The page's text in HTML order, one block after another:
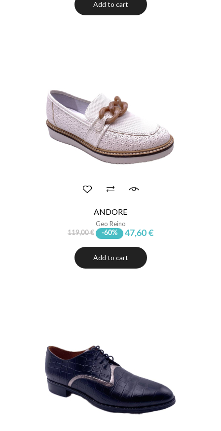
Add to cart
ANDORE
Geo Reino
119,00 € -60% 47,60 €
Add to cart